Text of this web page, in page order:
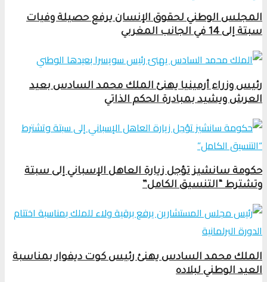
المجلس الوطني لحقوق الإنسان يرفع حصيلة وفيات
سبتة إلى 14 في الجانب المغربي
رئيس وزراء أرمينيا يهنئ الملك محمد السادس بعيد
العرش ويشيد بمبادرة الحكم الذاتي
حكومة سانشيز تؤجل زيارة العاهل الإسباني إلى سبتة
وتشترط “التنسيق الكامل”
الملك محمد السادس يهنئ رئيس كوت ديفوار بمناسبة
العيد الوطني لبلاده